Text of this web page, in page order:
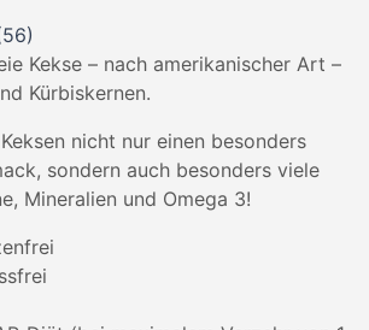
Kekse – nach amerikanischer Art –
Kürbiskernen.
nicht nur einen besonders
sondern auch besonders viele
Mineralien und Omega 3!